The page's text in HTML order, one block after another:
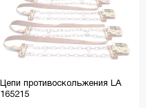
Цепи противоскольжения LA
165215